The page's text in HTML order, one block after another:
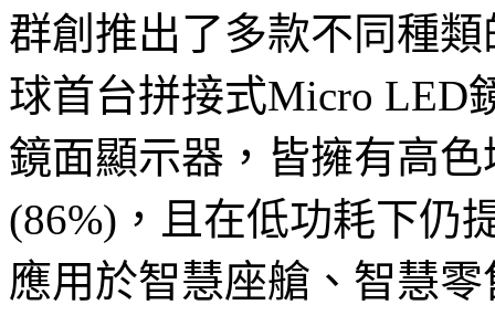
群創推出了多款不同種
球首台拼接式Micro LED
鏡面顯示器，皆擁有高
(86%)，且在低功耗下仍
應用於智慧座艙、智慧